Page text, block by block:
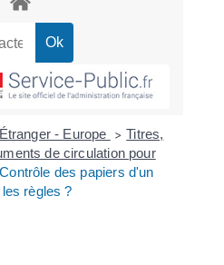
Étranger - Europe > Titres,
de circulation pour
Contrôle des papiers d'un
règles ?